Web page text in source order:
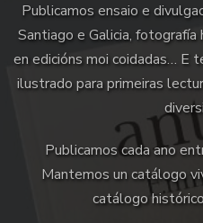
Publicamos ensaio e
Santiago e Galicia,
en edicións moi coidadas… E
ilustrado para primeiras
Publicamos cada ano
Mantemos un catálogo
catálogo